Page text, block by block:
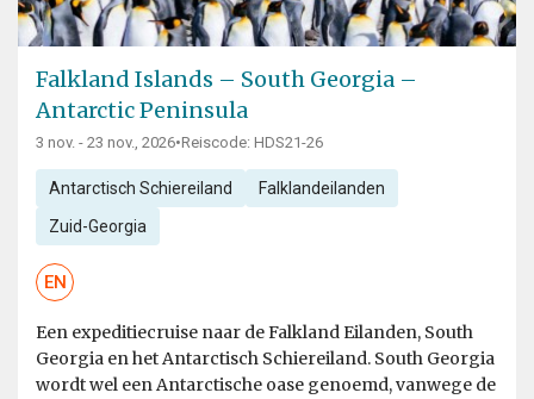
Falkland Islands – South Georgia –
Antarctic Peninsula
3 nov. - 23 nov., 2026•Reiscode: HDS21-26
Antarctisch Schiereiland Falklandeilanden
Zuid-Georgia
EN
Een expeditiecruise naar de Falkland Eilanden, South
Georgia en het Antarctisch Schiereiland. South Georgia
wordt wel een Antarctische oase genoemd, vanwege de